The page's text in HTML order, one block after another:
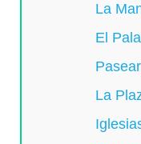
La
El
La